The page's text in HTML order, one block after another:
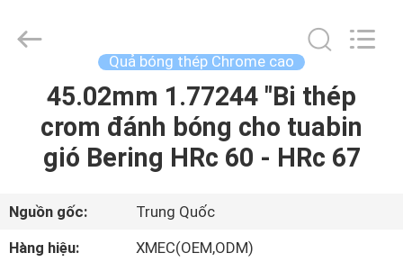
TRANG
CHỦ
SẢN
PHẨM
engineering
import
Quả bóng thép Chrome cao
45.02mm 1.77244 "Bi thép
crom đánh bóng cho tuabin
gió Bering HRc 60 - HRc 67
Nguồn gốc:
Trung Quốc
Hàng hiệu:
XMEC(OEM,ODM)